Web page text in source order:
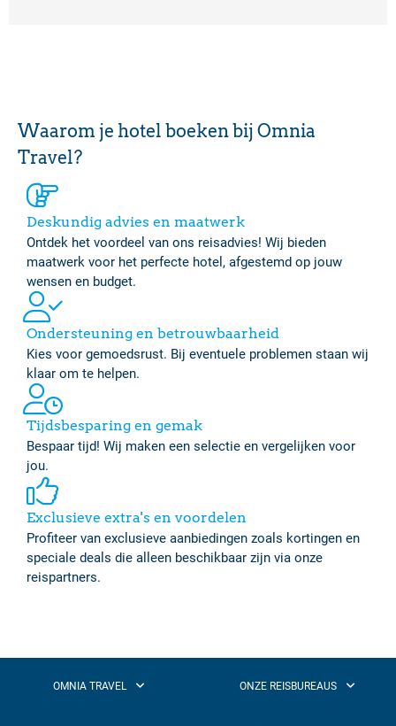
Waarom je hotel boeken bij Omnia
Travel?
Deskundig advies en maatwerk
Ontdek het voordeel van ons reisadvies! Wij bieden
maatwerk voor het perfecte hotel, afgestemd op jouw
wensen en budget.
Ondersteuning en betrouwbaarheid
Kies voor gemoedsrust. Bij eventuele problemen staan wij
klaar om te helpen.
Tijdsbesparing en gemak
Bespaar tijd! Wij maken een selectie en vergelijken voor
jou.
Exclusieve extra's en voordelen
Profiteer van exclusieve aanbiedingen zoals kortingen en
speciale deals die alleen beschikbaar zijn via onze
reispartners.